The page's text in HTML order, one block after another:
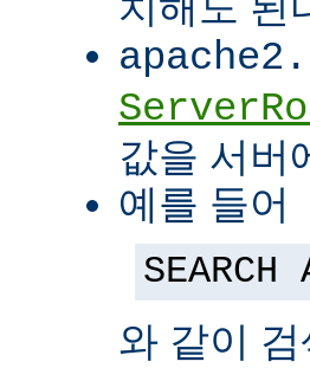
값을 서버
예를 들어
SEARCH
와 같이 검